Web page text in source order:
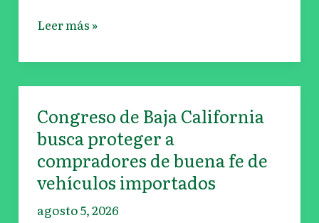
Leer más »
Congreso de Baja California
busca proteger a
compradores de buena fe de
vehículos importados
agosto 5, 2026
Congreso
de
California
busca
proteger